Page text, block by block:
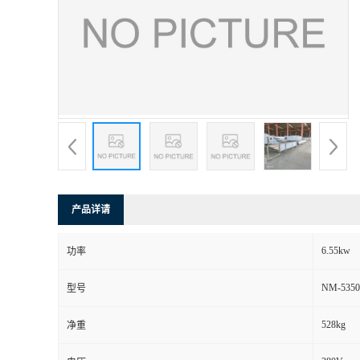
产品详请
功率 6.55kw
型号 NM-5350
净重 528kg